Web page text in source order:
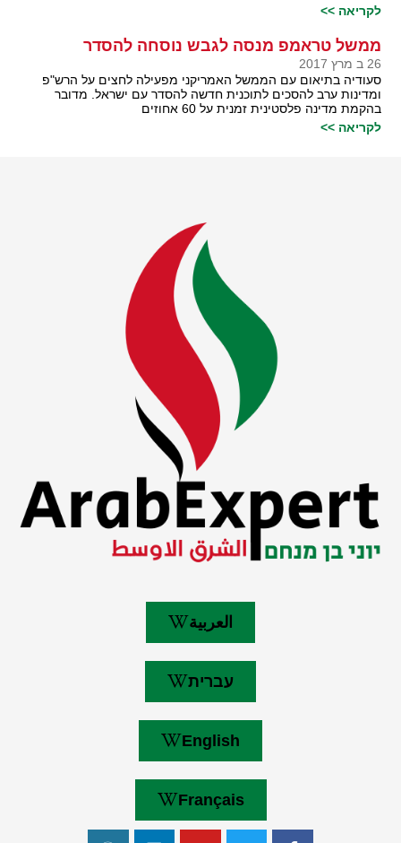
לקריאה >>
ממשל טראמפ מנסה לגבש נוסחה להסדר
26 ב מרץ 2017
סעודיה בתיאום עם הממשל האמריקני מפעילה לחצים על הרש"פ
ומדינות ערב להסכים לתוכנית חדשה להסדר עם ישראל. מדובר
בהקמת מדינה פלסטינית זמנית על 60 אחוזים
לקריאה >>
العربية
עברית
English
Français